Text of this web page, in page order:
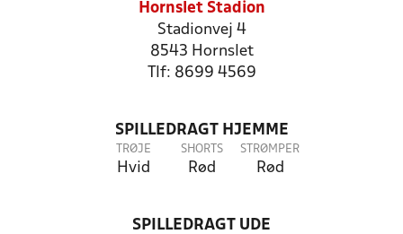
Hornslet Stadion
Stadionvej 4
8543 Hornslet
Tlf: 8699 4569
SPILLEDRAGT HJEMME
TRØJE
Hvid
SHORTS
Rød
STRØMPER
Rød
SPILLEDRAGT UDE